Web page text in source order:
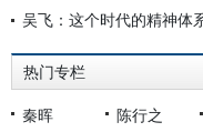
吴飞：这个时代的精神体
热门专栏
秦晖 陈行之